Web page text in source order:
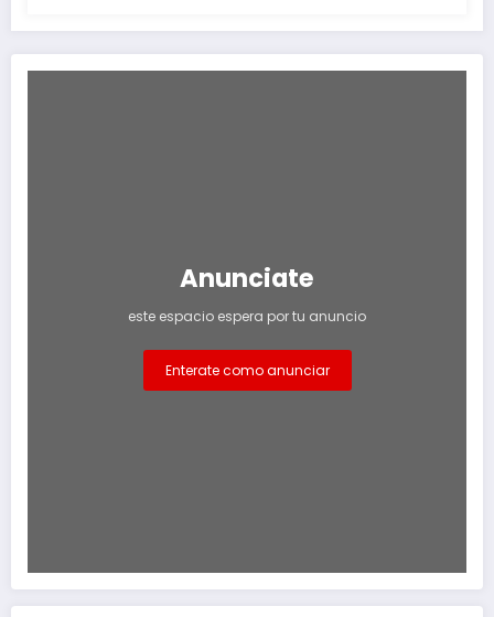
Anunciate
este espacio espera por tu anuncio
Enterate como anunciar